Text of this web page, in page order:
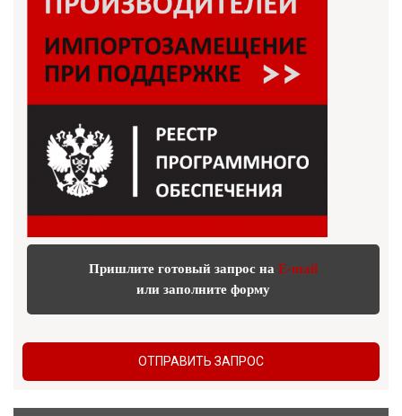
Пришлите готовый запрос на E-mail
или заполните форму
ОТПРАВИТЬ ЗАПРОС